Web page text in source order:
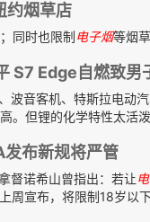
约烟草店
同时也限制电子烟等烟
S7 Edge自燃致男
波音客机、特斯拉电动
。但锂的化学特性太活
布新规将严管
督诺希山曾指出：若让
周宣布，将限制18岁以